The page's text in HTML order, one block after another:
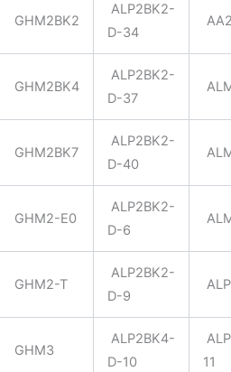
GHM2BK2
ALP2BK2-
D-34
GHM2BK4
ALP2BK2-
D-37
GHM2BK7
ALP2BK2-
D-40
GHM2-E0
ALP2BK2-
D-6
GHM2-T
ALP2BK2-
D-9
GHM3
ALP2BK4-
D-10
11